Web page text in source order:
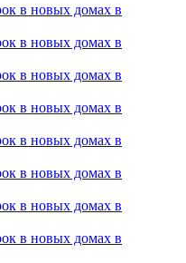
в новых домах в
в новых домах в
в новых домах в
в новых домах в
в новых домах в
в новых домах в
в новых домах в
в новых домах в